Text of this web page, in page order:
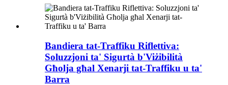
Bandiera tat-Traffiku Riflettiva:
Soluzzjoni ta' Sigurtà b'Viżibilità
Għolja għal Xenarji tat-Traffiku u ta'
Barra